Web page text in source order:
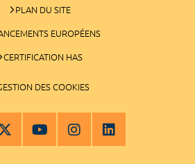
PLAN DU SITE
EUROPÉENS
CERTIFICATION HAS
DES COOKIES